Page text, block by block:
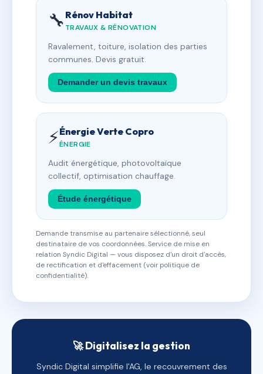
🔧 Rénov Habitat
TRAVAUX & RÉNOVATION
Ravalement, toiture, isolation des parties
communes. Devis gratuit.
Demander un devis travaux
⚡Énergie Verte Copro
ÉNERGIE
Audit énergétique, photovoltaïque
collectif, optimisation chauffage.
Étude énergétique
Demande transmise au partenaire sélectionné, seul
destinataire de vos coordonnées. Service de mise en
relation Syndic Digital — vous disposez d'un droit d'accès,
de rectification et d'effacement (voir politique de
confidentialité).
🚀 Digitalisez la gestion
Syndic Digital simplifie l'AG, le recouvrement des